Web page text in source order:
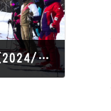
苗場技術戦・ジュニア技術選(2024/2/18実施)リザルト